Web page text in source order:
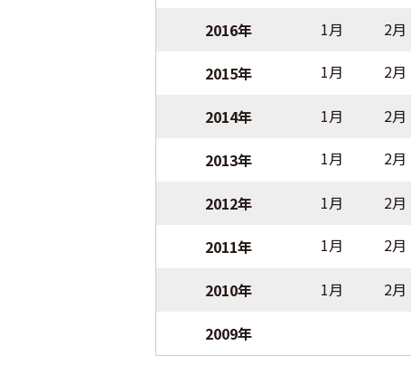
2016年 1月 2月
2015年 1月 2月
2014年 1月 2月
2013年 1月 2月
2012年 1月 2月
2011年 1月 2月
2010年 1月 2月
2009年